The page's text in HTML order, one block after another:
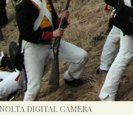
DIGITAL CAMERA